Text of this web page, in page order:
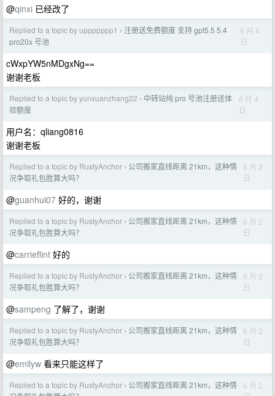
@qinxi 已经改了
Replied to a topic by uppppppp1 › 注册送免费额度 支持 gpt5.5 5.4
pro20x 号池
6 月 4
日
cWxpYW5nMDgxNg==
谢谢老板
Replied to a topic by yunxuanzhang22 › 中转站纯 pro 号池注册送体
验额度
6 月 4
日
用户名：qliang0816
谢谢老板
Replied to a topic by RustyAnchor › 公司搬家直线距离 21km，这种情
况争取礼包胜算大吗？
6 月 2
日
@guanhui07 好的，谢谢
Replied to a topic by RustyAnchor › 公司搬家直线距离 21km，这种情
况争取礼包胜算大吗？
6 月 2
日
@carrieflint 好的
Replied to a topic by RustyAnchor › 公司搬家直线距离 21km，这种情
况争取礼包胜算大吗？
6 月 2
日
@sampeng 了解了，谢谢
Replied to a topic by RustyAnchor › 公司搬家直线距离 21km，这种情
况争取礼包胜算大吗？
6 月 2
日
@emilyw 看来只能这样了
Replied to a topic by RustyAnchor › 公司搬家直线距离 21km，这种情
6 月 2